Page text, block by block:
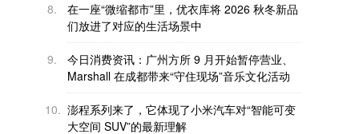
8.
在一座“微缩都市”里，优衣库将 2026 秋冬新品
们放进了对应的生活场景中
9.
今日消费资讯：广州方所 9 月开始暂停营业、
Marshall 在成都带来“守住现场”音乐文化活动
10. 澎程系列来了，它体现了小米汽车对“智能可变
大空间 SUV”的最新理解